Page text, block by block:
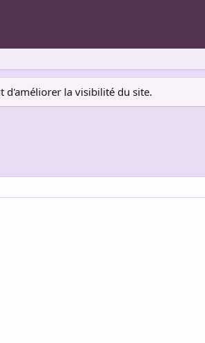
d'améliorer la visibilité du site.